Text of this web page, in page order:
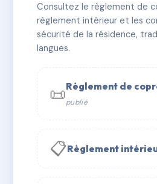
📍 44 bd d alsace lorraine
✓ Immatriculée 🏠 13 lots
📞 Contacter Syndic Digital
✉ Email
Consultez le règlement de
règlement intérieur et les
sécurité de la résidence,
langues.
📜Règlement de
publié
📋Règlement